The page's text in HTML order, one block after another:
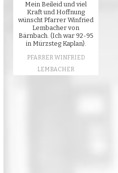
Mein Beileid und viel
Kraft und Hoffnung
wünscht Pfarrer Winfried
Lembacher von
Bärnbach. (Ich war 92-95
in Mürzsteg Kaplan).
PFARRER WINFRIED
LEMBACHER